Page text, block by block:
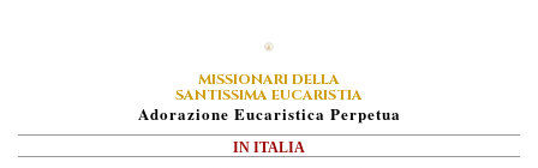
MISSIONARI DELLA
SANTISSIMA EUCARISTIA
ADorazione EUcaristica PErpetua
IN ITALIA